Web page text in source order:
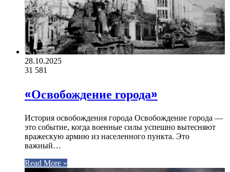
28.10.2025
31 581
«Освобождение города»
История освобождения города Освобождение города —
это событие, когда военные силы успешно вытесняют
вражескую армию из населенного пункта. Это
важный…
Read More »